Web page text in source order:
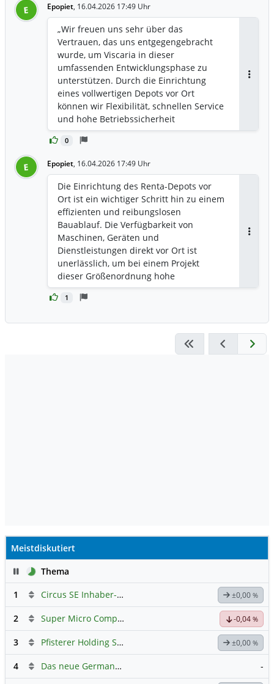
mit dem Ziel, die Branche im gesamten
Ostseeraum zu modernisieren.
E Epopiet, 16.04.2026 17:49 Uhr
0
„Wir freuen uns sehr über das
Vertrauen, das uns entgegengebracht
wurde, um Viscaria in dieser
umfassenden Entwicklungsphase zu
unterstützen. Durch die Einrichtung
eines vollwertigen Depots vor Ort
können wir Flexibilität, schnellen Service
und hohe Betriebssicherheit
gewährleisten – allesamt
Voraussetzungen für einen
Projektablauf“, so Andreas Rosenius, Key
Account Manager Industry & Projects bei
Renta Equipment Rental.
E Epopiet, 16.04.2026 17:49 Uhr
1
Die Einrichtung des Renta-Depots vor
Ort ist ein wichtiger Schritt hin zu einem
effizienten und reibungslosen
Bauablauf. Die Verfügbarkeit von
Maschinen, Geräten und
Dienstleistungen direkt vor Ort ist
unerlässlich, um bei einem Projekt
dieser Größenordnung hohe
Qualitätsstandards und ausreichende
Zeitpuffer zu gewährleisten. „Wir freuen
Zusammenarbeit“, so Fredrik Rova,
Projektleiter für Baustellenservices bei
Meistdiskutiert
PauseThema
1
Circus SE Inhaber-Akt ±0,00 %
2 Super Micro Computer -0,04 %
3 Pfisterer Holding SE Inhaber-Akt Hauptdiskussion±0,00 %
4 Das neue Germany 40 Prognose Forum -